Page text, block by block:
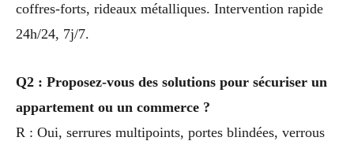
coffres-forts, rideaux métalliques. Intervention rapide
24h/24, 7j/7.
Q2 : Proposez-vous des solutions pour sécuriser un
appartement ou un commerce ?
R : Oui, serrures multipoints, portes blindées, verrous